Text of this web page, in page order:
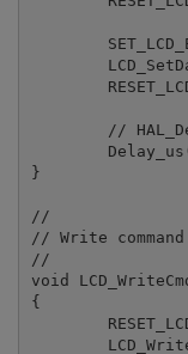
}
//
// Write
//
void
{